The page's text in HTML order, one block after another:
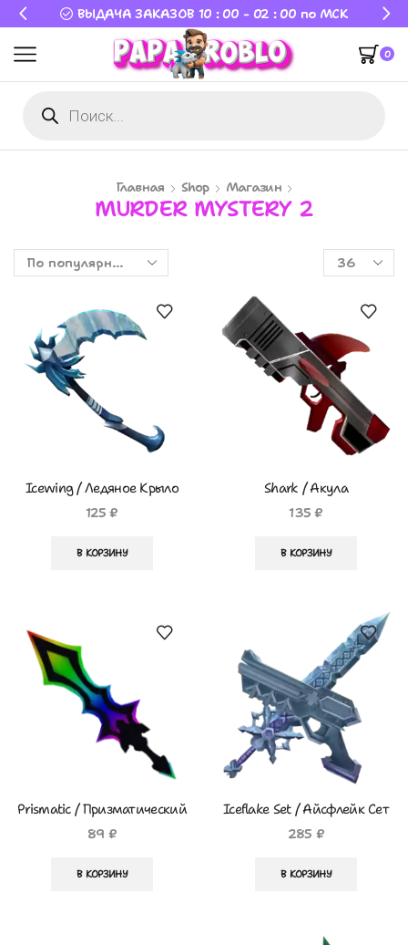
ВЫДАЧА ЗАКАЗОВ 10 : 00 - 02 : 00 по МСК
0
Главная Shop Магазин
MURDER MYSTERY 2
Icewing / Ледяное Крыло
125₽
В КОРЗИНУ
Shark / Акула
135₽
В КОРЗИНУ
Prismatic / Призматический
89 ₽
В КОРЗИНУ
Iceflake Set / Айсфлейк Сет
285 ₽
В КОРЗИНУ